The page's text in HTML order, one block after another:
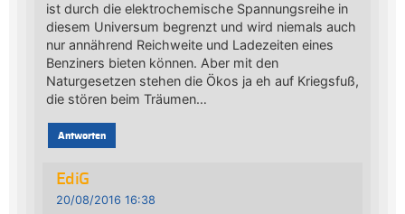
ist durch die elektrochemische Spannungsreihe in
diesem Universum begrenzt und wird niemals auch
nur annährend Reichweite und Ladezeiten eines
Benziners bieten können. Aber mit den
Naturgesetzen stehen die Ökos ja eh auf Kriegsfuß,
die stören beim Träumen…
Antworten
EdiG
20/08/2016 16:38